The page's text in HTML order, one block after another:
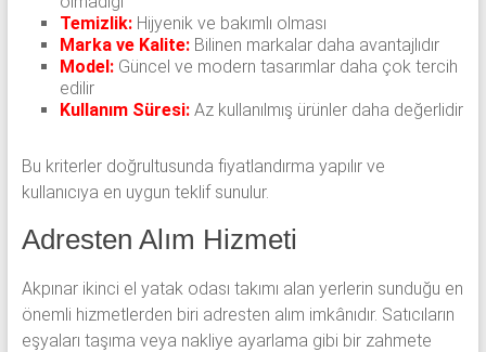
Temizlik: Hijyenik ve bakımlı olması
Marka ve Kalite:Bilinen markalar daha avantajlıdır
Model:Güncel ve modern tasarımlar daha çok tercih
edilir
Kullanım Süresi:Az kullanılmış ürünler daha değerlidir
Bu kriterler doğrultusunda fiyatlandırma yapılır ve
kullanıcıya en uygun teklif sunulur.
Adresten Alım Hizmeti
Akpınar ikinci el yatak odası takımı alan yerlerin sunduğu en
önemli hizmetlerden biri adresten alım imkânıdır. Satıcıların
eşyaları taşıma veya nakliye ayarlama gibi bir zahmete